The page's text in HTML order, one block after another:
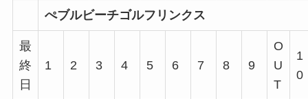
ぺブルビーチゴルフリンクス
最
終
日
1 2 3 4 5 6 7 8 9
O
U
T
1
0